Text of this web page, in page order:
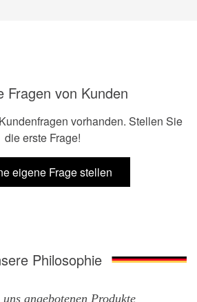
Fragen von Kunden
vorhanden. Stellen Sie
die erste Frage!
eigene Frage stellen
Philosophie
angebotenen Produkte